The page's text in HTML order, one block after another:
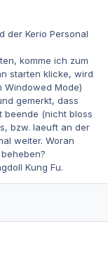
der Kerio Personal
komme ich zum
starten klicke, wird
Windowed Mode)
gemerkt, dass
beende (nicht bloss
bzw. laeuft an der
weiter. Woran
Kung Fu.